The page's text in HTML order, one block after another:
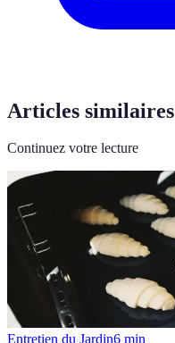
Articles similaires
Continuez votre lecture
Entretien du Jardin6 min